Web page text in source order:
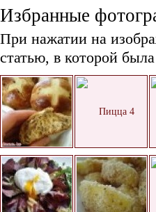
Избранные
При нажатии на
статью, в которой